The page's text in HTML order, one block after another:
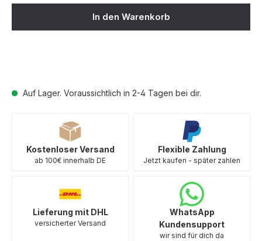
Auf Lager. Voraussichtlich in 2-4 Tagen bei dir.
In den Warenkorb
Kostenloser Versand
ab 100€ innerhalb DE
Flexible Zahlung
Jetzt kaufen - später zahlen
Lieferung mit DHL
versicherter Versand
WhatsApp
Kundensupport
wir sind für dich da